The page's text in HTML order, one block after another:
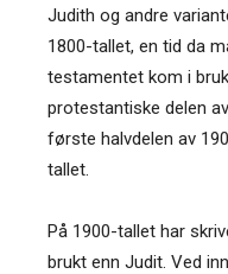
Judith og andre
1800-tallet, en tid da
testamentet kom i
protestantiske delen
første halvdelen av
tallet.
På 1900-tallet har
brukt enn Judit. Ved